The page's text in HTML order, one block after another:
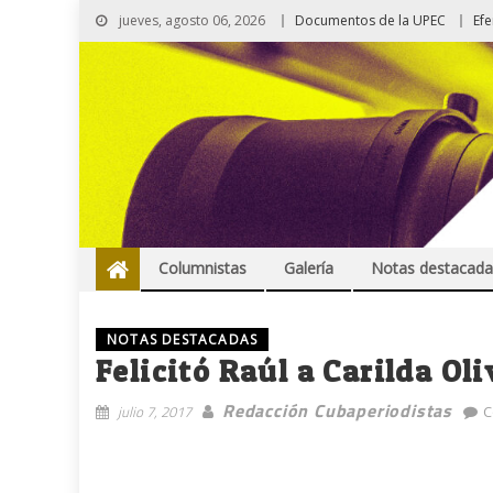
jueves, agosto 06, 2026 Documentos de la UPEC
Columnistas Galería Notas
NOTAS DESTACADAS
Felicitó Raúl a Carilda
julio 7, 2017 Redacción Cubaperiodistas